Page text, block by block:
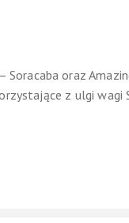
oraz
z ulgi wagi